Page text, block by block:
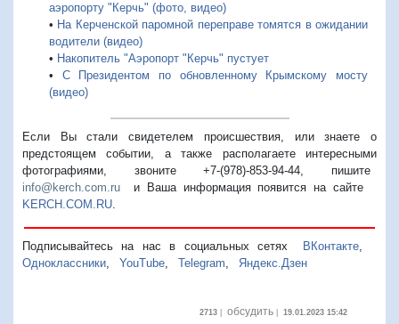
аэропорту "Керчь" (фото, видео)
• На Керченской паромной переправе томятся в ожидании
водители (видео)
• Накопитель "Аэропорт "Керчь" пустует
• С Президентом по обновленному Крымскому мосту
(видео)
Если Вы стали свидетелем происшествия, или знаете о
предстоящем событии, а также располагаете интересными
фотографиями, звоните +7-(978)-853-94-44, пишите
info@kerch.com.ru и Ваша информация появится на сайте
KERCH.COM.RU.
Подписывайтесь на нас в социальных сетях ВКонтакте,
Одноклассники, YouTube, Telegram, Яндекс.Дзен
2713| обсудить| 19.01.2023 15:42